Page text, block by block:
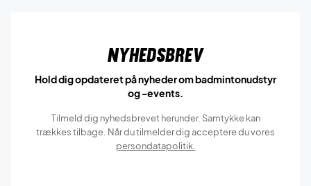
Nyhedsbrev
Hold dig opdateret på nyheder om badmintonudstyr
og -events.
Tilmeld dig nyhedsbrevet herunder. Samtykke kan
trækkes tilbage. Når du tilmelder dig acceptere du vores
persondatapolitik.